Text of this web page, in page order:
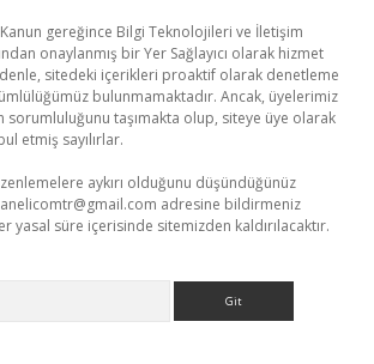
Kanun gereğince Bilgi Teknolojileri ve İletişim
onaylanmış bir Yer Sağlayıcı olarak hizmet
sitedeki içerikleri proaktif olarak denetleme
bulunmamaktadır. Ancak, üyelerimiz
sorumluluğunu taşımakta olup, siteye üye olarak
etmiş sayılırlar.
aykırı olduğunu düşündüğünüz
adresine bildirmeniz
yasal süre içerisinde sitemizden kaldırılacaktır.